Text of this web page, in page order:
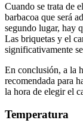
Cuando se trata de
barbacoa que será
segundo lugar, hay
Las briquetas y el
significativamente
En conclusión, a la
recomendada para
la hora de elegir el
Temperatura